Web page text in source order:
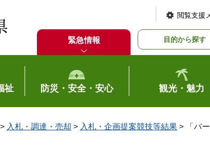
閲覧支援
緊急情報 目的から探す
祉 防災・安全・安心 観光・魅力
> 入札・調達・売却 > 入札・企画提案競技等結果 > 「バ